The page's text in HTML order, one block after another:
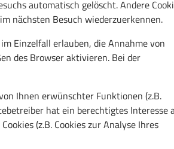
automatisch gelöscht. Andere
nächsten Besuch wiederzuerkennen.
Einzelfall erlauben, die Annahme von
des Browser aktivieren. Bei der
Ihnen erwünschter Funktionen (z.B.
hat ein berechtigtes Interesse
(z.B. Cookies zur Analyse Ihres